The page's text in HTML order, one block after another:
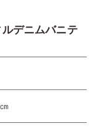
デニムバニテ
㎝